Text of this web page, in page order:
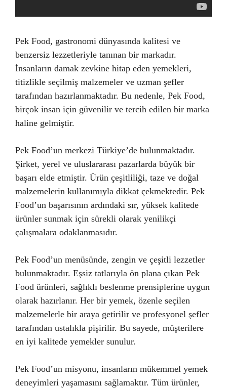
Pek Food, gastronomi dünyasında kalitesi ve
benzersiz lezzetleriyle tanınan bir markadır.
İnsanların damak zevkine hitap eden yemekleri,
titizlikle seçilmiş malzemeler ve uzman şefler
tarafından hazırlanmaktadır. Bu nedenle, Pek Food,
birçok insan için güvenilir ve tercih edilen bir marka
haline gelmiştir.
Pek Food’un merkezi Türkiye’de bulunmaktadır.
Şirket, yerel ve uluslararası pazarlarda büyük bir
başarı elde etmiştir. Ürün çeşitliliği, taze ve doğal
malzemelerin kullanımıyla dikkat çekmektedir. Pek
Food’un başarısının ardındaki sır, yüksek kalitede
ürünler sunmak için sürekli olarak yenilikçi
çalışmalara odaklanmasıdır.
Pek Food’un menüsünde, zengin ve çeşitli lezzetler
bulunmaktadır. Eşsiz tatlarıyla ön plana çıkan Pek
Food ürünleri, sağlıklı beslenme prensiplerine uygun
olarak hazırlanır. Her bir yemek, özenle seçilen
malzemelerle bir araya getirilir ve profesyonel şefler
tarafından ustalıkla pişirilir. Bu sayede, müşterilere
en iyi kalitede yemekler sunulur.
Pek Food’un misyonu, insanların mükemmel yemek
deneyimleri yaşamasını sağlamaktır. Tüm ürünler,